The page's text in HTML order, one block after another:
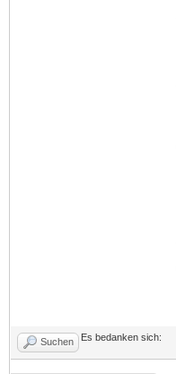
Suchen Es bedanken sich: